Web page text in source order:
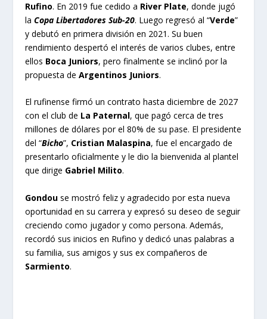
Rufino. En 2019 fue cedido a River Plate, donde jugó
laCopa Libertadores Sub-20. Luego regresó al “Verde”
y debutó en primera división en 2021. Su buen
rendimiento despertó el interés de varios clubes, entre
ellos Boca Juniors, pero finalmente se inclinó por la
propuesta deArgentinos Juniors.
El rufinense firmó un contrato hasta diciembre de 2027
con el club de La Paternal, que pagó cerca de tres
millones de dólares por el 80% de su pase. El presidente
del “Bicho”, Cristian Malaspina, fue el encargado de
presentarlo oficialmente y le dio la bienvenida al plantel
que dirige Gabriel Milito.
Gondouse mostró feliz y agradecido por esta nueva
oportunidad en su carrera y expresó su deseo de seguir
creciendo como jugador y como persona. Además,
recordó sus inicios en Rufino y dedicó unas palabras a
su familia, sus amigos y sus ex compañeros de
Sarmiento.